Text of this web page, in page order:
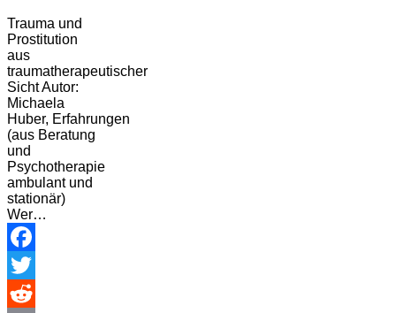
Trauma und
Prostitution
aus
traumatherapeutischer
Sicht Autor:
Michaela
Huber, Erfahrungen
(aus Beratung
und
Psychotherapie
ambulant und
stationär)
Wer…
Facebook
Twitter